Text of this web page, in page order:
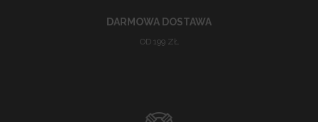
DARMOWA DOSTAWA
OD 199 ZŁ